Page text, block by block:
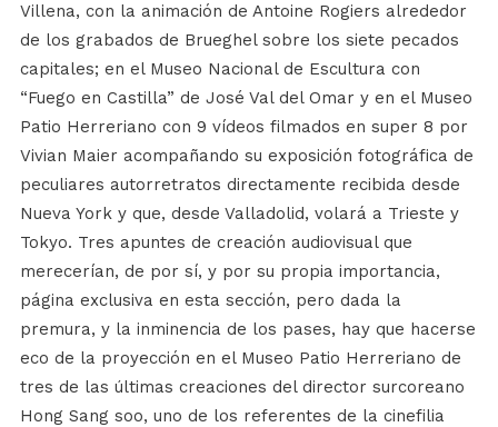
Villena, con la animación de Antoine Rogiers alrededor
de los grabados de Brueghel sobre los siete pecados
capitales; en el Museo Nacional de Escultura con
“Fuego en Castilla” de José Val del Omar y en el Museo
Patio Herreriano con 9 vídeos filmados en super 8 por
Vivian Maier acompañando su exposición fotográfica de
peculiares autorretratos directamente recibida desde
Nueva York y que, desde Valladolid, volará a Trieste y
Tokyo. Tres apuntes de creación audiovisual que
merecerían, de por sí, y por su propia importancia,
página exclusiva en esta sección, pero dada la
premura, y la inminencia de los pases, hay que hacerse
eco de la proyección en el Museo Patio Herreriano de
tres de las últimas creaciones del director surcoreano
Hong Sang soo, uno de los referentes de la cinefilia